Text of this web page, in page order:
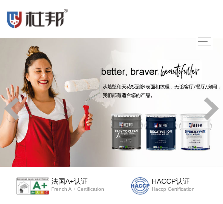
法国A+认证
French A + Certification
HACCP认证
Haccp Certification